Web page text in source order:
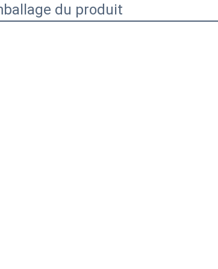
du produit